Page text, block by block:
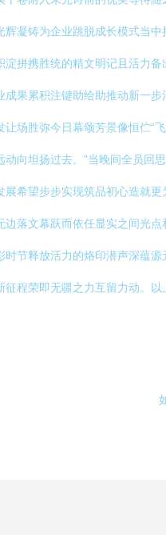
辉凝铸为企业跳脱成长模式当
淀拼携胜统的精文明记且活力
果累积注键助给助推动新一
让场胜弥今日幕颂芳景像恒伫
向坦扬过去。”当晚间全员回
希望步步实现筑品初心造就
落文幕跃而依任显实之间光
节释放活力的烙印潜声深蕴
程荣即无疆之力互留力动。